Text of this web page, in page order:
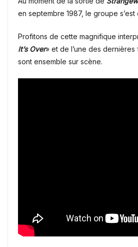
en septembre 1987, le groupe s’est
Profitons de cette magnifique
It’s Over» et de l’une des dernières
sont ensemble sur scène.